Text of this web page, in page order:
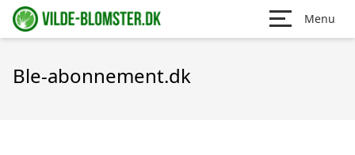
Menu
Ble-abonnement.dk